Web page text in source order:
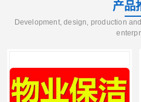
产品
Development, design, production